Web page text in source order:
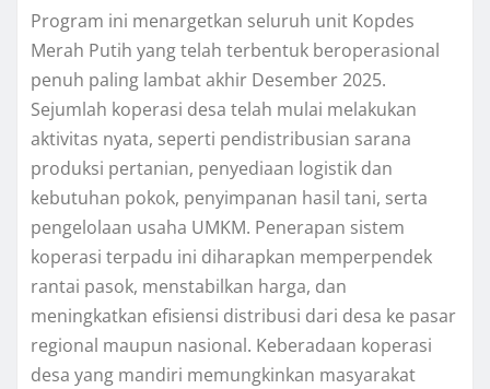
Program ini menargetkan seluruh unit Kopdes
Merah Putih yang telah terbentuk beroperasional
penuh paling lambat akhir Desember 2025.
Sejumlah koperasi desa telah mulai melakukan
aktivitas nyata, seperti pendistribusian sarana
produksi pertanian, penyediaan logistik dan
kebutuhan pokok, penyimpanan hasil tani, serta
pengelolaan usaha UMKM. Penerapan sistem
koperasi terpadu ini diharapkan memperpendek
rantai pasok, menstabilkan harga, dan
meningkatkan efisiensi distribusi dari desa ke pasar
regional maupun nasional. Keberadaan koperasi
desa yang mandiri memungkinkan masyarakat